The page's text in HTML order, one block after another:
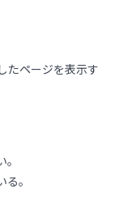
たページを表示す
。